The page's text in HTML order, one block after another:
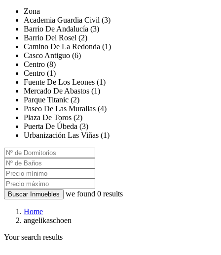
Zona
Academia Guardia Civil (3)
Barrio De Andalucía (3)
Barrio Del Rosel (2)
Camino De La Redonda (1)
Casco Antiguo (6)
Centro (8)
Centro (1)
Fuente De Los Leones (1)
Mercado De Abastos (1)
Parque Titanic (2)
Paseo De Las Murallas (4)
Plaza De Toros (2)
Puerta De Úbeda (3)
Urbanización Las Viñas (1)
Buscar Inmuebles we found 0 results
Home
angelikaschoen
Your search results